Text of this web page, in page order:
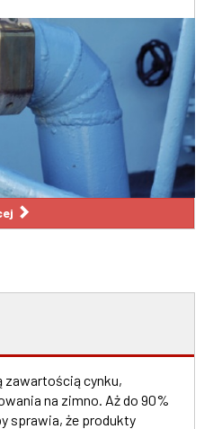
zawartością cynku,
na zimno. Aż do 90%
sprawia, że produkty